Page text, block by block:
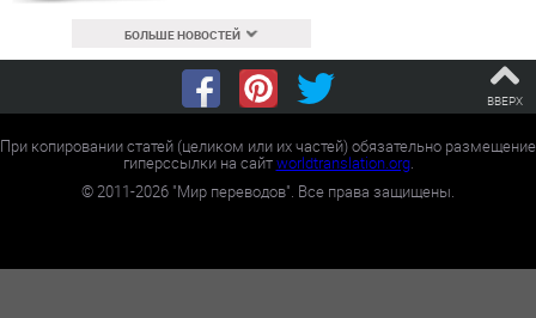
БОЛЬШЕ НОВОСТЕЙ
ВВЕРХ
При копировании статей (целиком или их частей) обязательно размещение
гиперссылки на сайтworldtranslation.org.
©2011-2026 "Мир переводов". Все права защищены.